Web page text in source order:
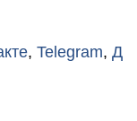
, Telegram, Д